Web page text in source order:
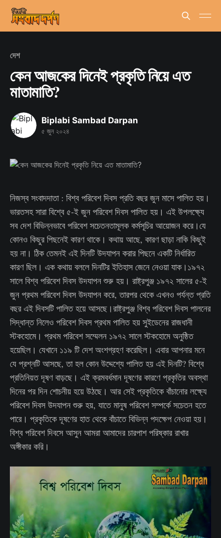
দেশ
কেন আজকের দিনেই প্রকৃতি নিয়ে এত
মাতামাতি?
Biplabi Sambad Darpan
৫ জুন ২০২৪
নিজস্ব সংবাদদাতা : বিশ্ব পরিবেশ দিবস প্রতি বছর জুন মাসে পালিত হয়।
ভারতসহ সারা বিশ্বে ৫-ই জুন পরিবেশ দিবস পালিত হয়। এই উপলক্ষ্যে
সব দেশ বিভিন্নভাবে পরিবেশ সচেতনতামূলক কর্মসূচির আয়োজন করে।যে
কোনও কিছুর পিছনেই কারণ থাকে। কথায় আছে, কারণ ছাড়া নাকি কিছুই
হয় না। ঠিক তেমনই এই দিনটি উদযাপন করার পিছনে একটি নির্ধারিত
কারণ ছিল। এক কথায় বললে দিনটির ইতিহাস জেনে নেওয়া যাক।১৯৭২
সালে বিশ্ব পরিবেশ দিবস উদযাপন শুরু হয়। রাষ্ট্রপুঞ্জ ১৯৭২ সালের ৫-ই
জুন প্রথম পরিবেশ দিবস উদযাপন করে, তারপর থেকে এখনও পর্যন্ত প্রতি
বছর এই দিবসটি পালিত হয়ে আসছে।রাষ্ট্রপুঞ্জ বিশ্ব পরিবেশ দিবস পালনের
সিদ্ধান্ত নিলেও পরিবেশ দিবস প্রথম পালিত হয় সুইডেনের রাজধানী
স্টকহোমে। প্রথম পরিবেশ সম্মেলন ১৯৭২ সালে স্টকহোমে অনুষ্ঠিত
হয়েছিল। যেখানে ১১৯ টি দেশ অংশগ্রহণ করেছিল। এবার আপনার মনে
যে প্রশ্নটি আসছে, তা হল কোন উদ্দেশ্যে পালিত হয় এই দিনটি? বিশ্বে
প্রতিনিয়ত দূষণ বাড়ছে। এই ক্রমবর্ধমান দূষণের কারণে প্রকৃতির অবস্থা
দিনের পর দিন শোচনীয় হয়ে উঠছে। আর সেই প্রকৃতিকে বাঁচানোর লক্ষ্যে
পরিবেশ দিবস উদযাপন শুরু হয়, যাতে মানুষ পরিবেশ সম্পর্কে সচেতন হতে
পারে। প্রকৃতিকে দূষণের হাত থেকে বাঁচাতে বিভিন্ন পদক্ষেপ নেওয়া হয়।
বিশ্ব পরিবেশ দিবসে আসুন আমরা আমাদের চারপাশ পরিষ্কার রাখার
অঙ্গীকার করি।